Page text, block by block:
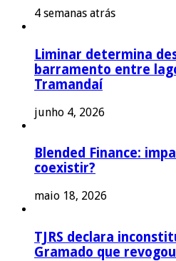
4 semanas atrás
Liminar determina
barramento entre
Tramandaí
junho 4, 2026
Blended Finance:
coexistir?
maio 18, 2026
TJRS declara
Gramado que